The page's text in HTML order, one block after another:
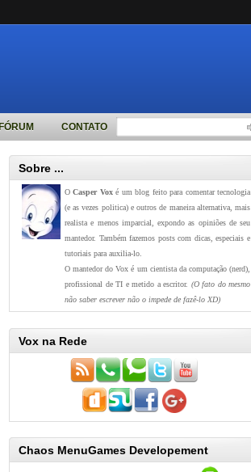
FÓRUM CONTATO
Sobre ...
OCasper Voxé um blog feito para comentar tecnologia
(e as vezes politica) e outros de maneira alternativa, mais
realista e menos imparcial, expondo as opiniões de seu
mantedor. Também fazemos posts com dicas, especiais e
tutoriais para auxilia-lo.
O mantedor do Vox é um cientista da computação (nerd),
profissional de TI e metido a escritor. (O fato do mesmo
não saber escrever não o impede de fazê-lo XD)
Vox na Rede
Chaos MenuGames Developement